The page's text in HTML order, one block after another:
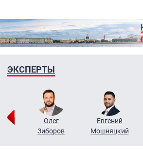
ЭКСПЕРТЫ
Олег
Зиборов
Евгений
Мошняцкий